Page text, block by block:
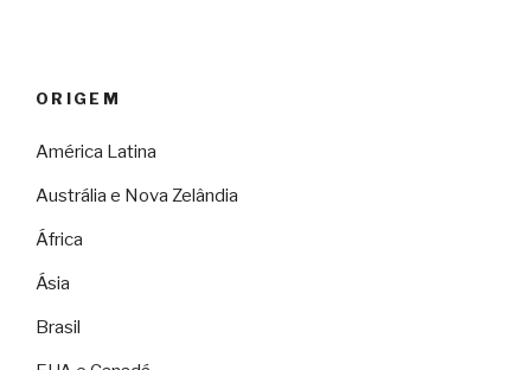
ORIGEM
América Latina
Austrália e Nova Zelândia
África
Ásia
Brasil